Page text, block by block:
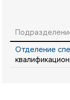
Отделение